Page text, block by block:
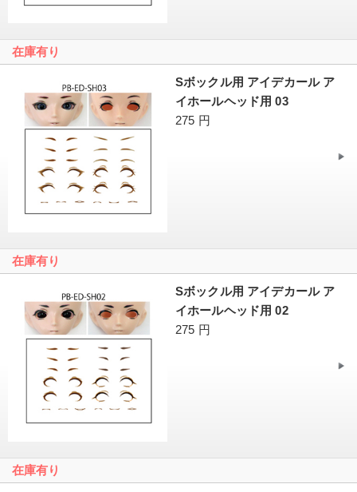
在庫有り
Sボックル用 アイデカール ア
イホールヘッド用 03
275 円
在庫有り
Sボックル用 アイデカール ア
イホールヘッド用 02
275 円
在庫有り